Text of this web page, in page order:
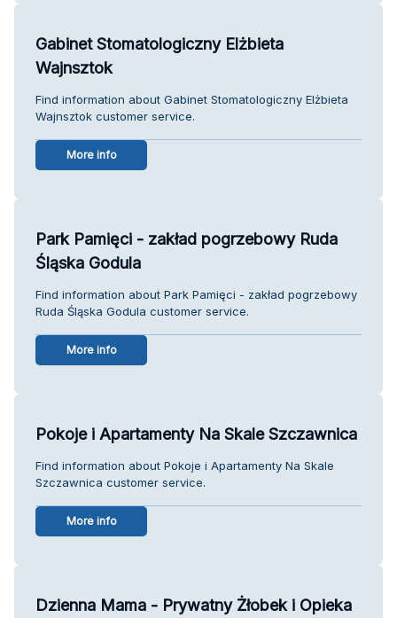
Gabinet Stomatologiczny Elżbieta
Wajnsztok
Find information about Gabinet Stomatologiczny Elżbieta
Wajnsztok customer service.
More info
Park Pamięci - zakład pogrzebowy Ruda
Śląska Godula
Find information about Park Pamięci - zakład pogrzebowy
Ruda Śląska Godula customer service.
More info
Pokoje i Apartamenty Na Skale Szczawnica
Find information about Pokoje i Apartamenty Na Skale
Szczawnica customer service.
More info
Dzienna Mama - Prywatny Żłobek i Opieka